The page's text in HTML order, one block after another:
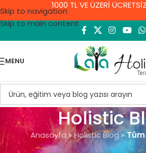
Skip to navigation
Skip to main content
1000 TL VE ÜZERİ
MENU
Holistic
Anasayfa»Holistic Blog»
GENEL